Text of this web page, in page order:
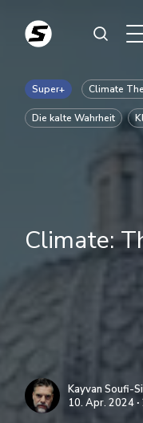
Super+ Climate
Die kalte Wahrheit
Climate:
Kayvan Soufi-
10. Apr. 2024